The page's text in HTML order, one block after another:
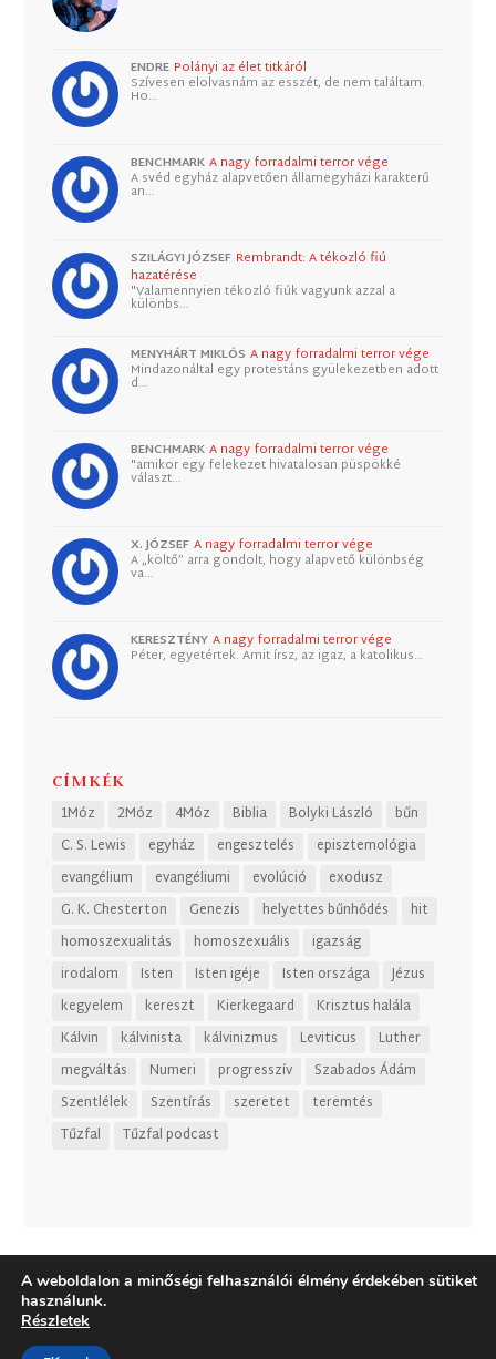
ENDRE Polányi az élet titkáról
Szívesen elolvasnám az esszét, de nem találtam.
Ho…
BENCHMARK A nagy forradalmi terror vége
A svéd egyház alapvetően államegyházi karakterű
an…
SZILÁGYI JÓZSEF Rembrandt: A tékozló fiú
hazatérése
"Valamennyien tékozló fiúk vagyunk azzal a
különbs…
MENYHÁRT MIKLÓS A nagy forradalmi terror vége
Mindazonáltal egy protestáns gyülekezetben adott
d…
BENCHMARK A nagy forradalmi terror vége
"amikor egy felekezet hivatalosan püspökké
választ…
X. JÓZSEF A nagy forradalmi terror vége
A „költő” arra gondolt, hogy alapvető különbség
va…
KERESZTÉNY A nagy forradalmi terror vége
Péter, egyetértek. Amit írsz, az igaz, a katolikus…
CÍMKÉK
1Móz 2Móz 4Móz Biblia Bolyki László
bűn
C. S. Lewis
egyház engesztelés
episztemológia
evangélium
evangéliumi evolúció
exodusz
G. K. Chesterton
Genezis helyettes bűnhődés
hit
homoszexualitás
homoszexuális
igazság
irodalom
Isten Isten igéje Isten országa
Jézus
kegyelem
kereszt Kierkegaard
Krisztus halála
Kálvin
kálvinista kálvinizmus Leviticus
Luther
megváltás
Numeri progresszív
Szabados Ádám
Szentlélek
Szentírás szeretet
teremtés
Tűzfal
Tűzfal podcast
A weboldalon a minőségi felhasználói élmény érdekében sütiket
használunk.
Részletek